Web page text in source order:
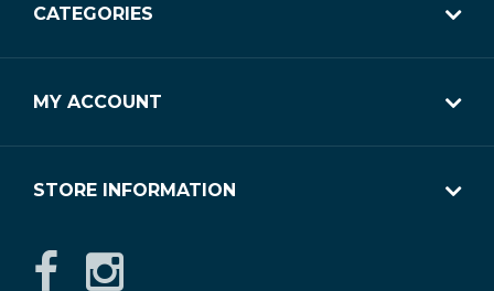
CATEGORIES
MY ACCOUNT
STORE INFORMATION